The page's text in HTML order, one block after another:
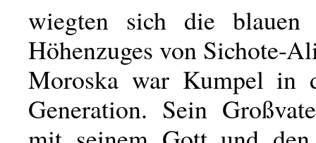
wiegten sich die blauen
Höhenzuges von Sichote-
Moroska war Kumpel in
Generation. Sein